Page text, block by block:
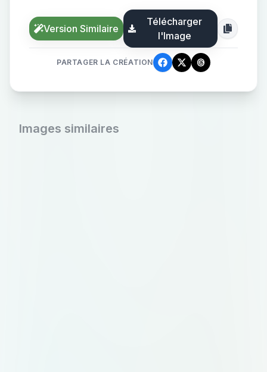
Version Similaire
Télécharger
l'Image
PARTAGER LA CRÉATION
Images similaires